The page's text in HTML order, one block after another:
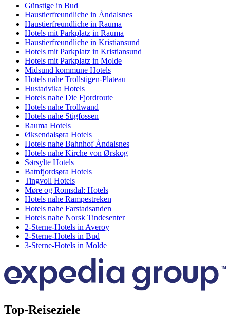
Günstige in Bud
Haustierfreundliche in Åndalsnes
Haustierfreundliche in Rauma
Hotels mit Parkplatz in Rauma
Haustierfreundliche in Kristiansund
Hotels mit Parkplatz in Kristiansund
Hotels mit Parkplatz in Molde
Midsund kommune Hotels
Hotels nahe Trollstigen-Plateau
Hustadvika Hotels
Hotels nahe Die Fjordroute
Hotels nahe Trollwand
Hotels nahe Stigfossen
Rauma Hotels
Øksendalsøra Hotels
Hotels nahe Bahnhof Åndalsnes
Hotels nahe Kirche von Ørskog
Sørsylte Hotels
Batnfjordsøra Hotels
Tingvoll Hotels
Møre og Romsdal: Hotels
Hotels nahe Rampestreken
Hotels nahe Farstadsanden
Hotels nahe Norsk Tindesenter
2-Sterne-Hotels in Averoy
2-Sterne-Hotels in Bud
3-Sterne-Hotels in Molde
Top-Reiseziele